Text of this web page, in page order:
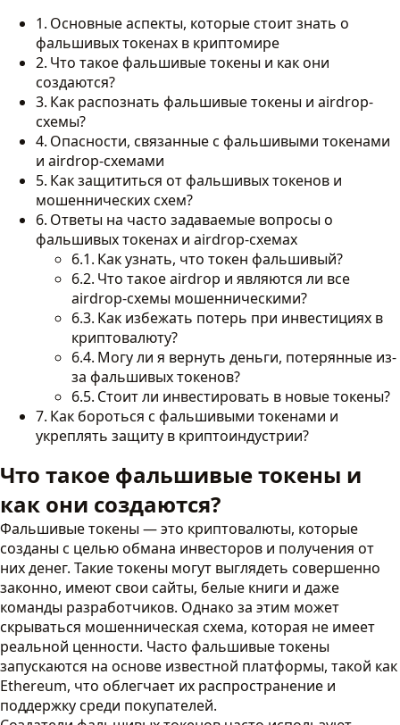
Основные аспекты, которые стоит знать о
фальшивых токенах в криптомире
Что такое фальшивые токены и как они
создаются?
Как распознать фальшивые токены и airdrop-
схемы?
Опасности, связанные с фальшивыми токенами
и airdrop-схемами
Как защититься от фальшивых токенов и
мошеннических схем?
Ответы на часто задаваемые вопросы о
фальшивых токенах и airdrop-схемах
Как узнать, что токен фальшивый?
Что такое airdrop и являются ли все
airdrop-схемы мошенническими?
Как избежать потерь при инвестициях в
криптовалюту?
Могу ли я вернуть деньги, потерянные из-
за фальшивых токенов?
Стоит ли инвестировать в новые токены?
Как бороться с фальшивыми токенами и
укреплять защиту в криптоиндустрии?
Что такое фальшивые токены и
как они создаются?
Фальшивые токены — это криптовалюты, которые
созданы с целью обмана инвесторов и получения от
них денег. Такие токены могут выглядеть совершенно
законно, имеют свои сайты, белые книги и даже
команды разработчиков. Однако за этим может
скрываться мошенническая схема, которая не имеет
реальной ценности. Часто фальшивые токены
запускаются на основе известной платформы, такой как
Ethereum, что облегчает их распространение и
поддержку среди покупателей.